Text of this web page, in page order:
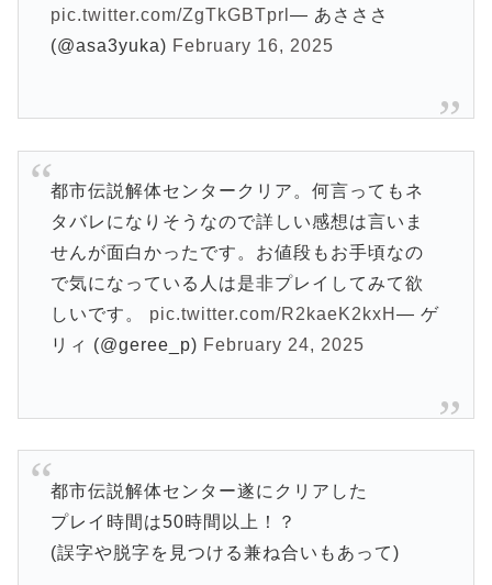
pic.twitter.com/ZgTkGBTprl — あさささ
(@asa3yuka) February 16, 2025
都市伝説解体センタークリア。何言ってもネ
タバレになりそうなので詳しい感想は言いま
せんが面白かったです。お値段もお手頃なの
で気になっている人は是非プレイしてみて欲
しいです。 pic.twitter.com/R2kaeK2kxH — ゲ
リィ (@geree_p) February 24, 2025
都市伝説解体センター遂にクリアした
プレイ時間は50時間以上！？
(誤字や脱字を見つける兼ね合いもあって)